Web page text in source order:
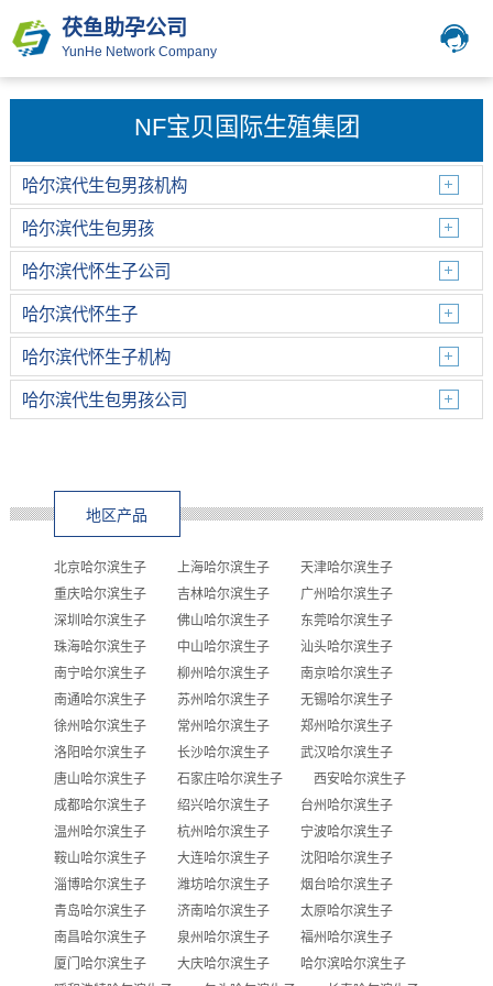
茯鱼助孕公司
YunHe Network Company
NF宝贝国际生殖集团
哈尔滨代生包男孩机构
哈尔滨代生包男孩
哈尔滨代怀生子公司
哈尔滨代怀生子
哈尔滨代怀生子机构
哈尔滨代生包男孩公司
地区产品
北京哈尔滨生子 上海哈尔滨生子
天津哈尔滨生子
重庆哈尔滨生子
吉林哈尔滨生子
广州哈尔滨生子
深圳哈尔滨生子
佛山哈尔滨生子
东莞哈尔滨生子
珠海哈尔滨生子
中山哈尔滨生子
汕头哈尔滨生子
南宁哈尔滨生子
柳州哈尔滨生子
南京哈尔滨生子
南通哈尔滨生子
苏州哈尔滨生子
无锡哈尔滨生子
徐州哈尔滨生子
常州哈尔滨生子
郑州哈尔滨生子
洛阳哈尔滨生子
长沙哈尔滨生子
武汉哈尔滨生子
唐山哈尔滨生子
石家庄哈尔滨生子
西安哈尔滨生子
成都哈尔滨生子
绍兴哈尔滨生子
台州哈尔滨生子
温州哈尔滨生子
杭州哈尔滨生子
宁波哈尔滨生子
鞍山哈尔滨生子
大连哈尔滨生子
沈阳哈尔滨生子
淄博哈尔滨生子
潍坊哈尔滨生子
烟台哈尔滨生子
青岛哈尔滨生子
济南哈尔滨生子
太原哈尔滨生子
南昌哈尔滨生子
泉州哈尔滨生子
福州哈尔滨生子
厦门哈尔滨生子
大庆哈尔滨生子
哈尔滨哈尔滨生子